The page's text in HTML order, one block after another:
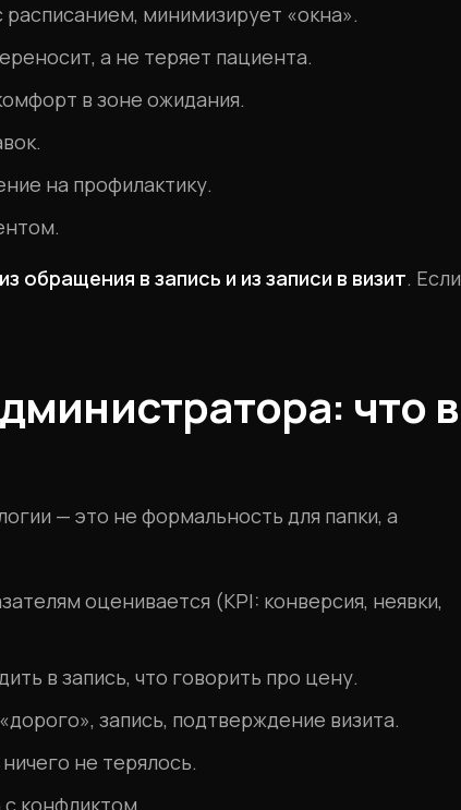
минимизирует «окна».
а не теряет пациента.
в зоне ожидания.
на профилактику.
обращения в запись и из записи в визит. Если
что в
— это не формальность для папки, а
оценивается (KPI: конверсия, неявки,
в запись, что говорить про цену.
запись, подтверждение визита.
не терялось.
конфликтом.